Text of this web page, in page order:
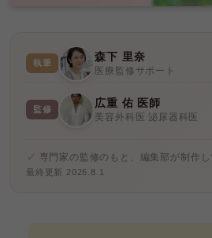
執筆 森下 里奈
医療監修サポート
監修 広重 佑 医師
美容外科医 泌尿器科医
専門家の監修のもと、編集部が制作し
最終更新 2026.8.1